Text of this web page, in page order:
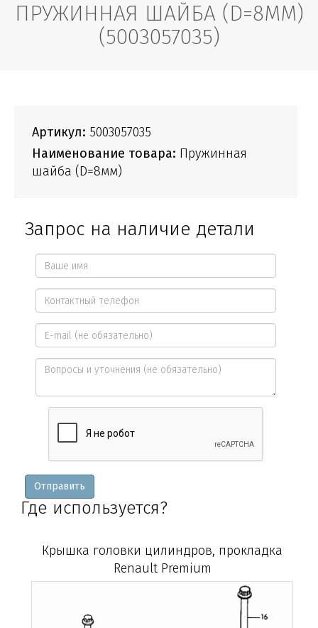
ПРУЖИННАЯ ШАЙБА (D=8ММ)
(5003057035)
Артикул: 5003057035
Наименование товара: Пружинная
шайба (D=8мм)
Запрос на наличие детали
Ваше
имя
*
Контактный
телефон
*
E-
mail
Вопросы
уточнения
Отправить
Где используется?
Крышка головки цилиндров, прокладка
Renault Premium